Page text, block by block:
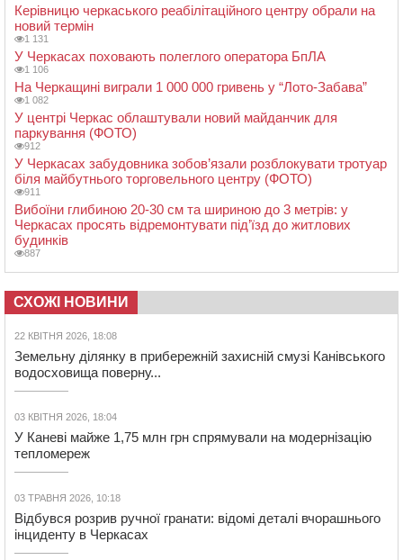
Керівницю черкаського реабілітаційного центру обрали на
новий термін
1 131
У Черкасах поховають полеглого оператора БпЛА
1 106
На Черкащині виграли 1 000 000 гривень у “Лото-Забава”
1 082
У центрі Черкас облаштували новий майданчик для
паркування (ФОТО)
912
У Черкасах забудовника зобов’язали розблокувати тротуар
біля майбутнього торговельного центру (ФОТО)
911
Вибоїни глибиною 20-30 см та шириною до 3 метрів: у
Черкасах просять відремонтувати під’їзд до житлових
будинків
887
СХОЖІ НОВИНИ
22 КВІТНЯ 2026, 18:08
Земельну ділянку в прибережній захисній смузі Канівського
водосховища поверну...
03 КВІТНЯ 2026, 18:04
У Каневі майже 1,75 млн грн спрямували на модернізацію
тепломереж
03 ТРАВНЯ 2026, 10:18
Відбувся розрив ручної гранати: відомі деталі вчорашнього
інциденту в Черкасах